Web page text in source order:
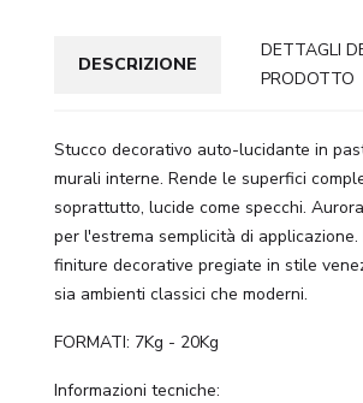
DESCRIZIONE
DETTAGLI
PRODOTTO
Stucco decorativo auto-lucidante in
murali interne. Rende le superfici
soprattutto, lucide come specchi.
per l'estrema semplicità di
finiture decorative pregiate in stile
sia ambienti classici che moderni.
FORMATI: 7Kg - 20Kg
Informazioni tecniche: